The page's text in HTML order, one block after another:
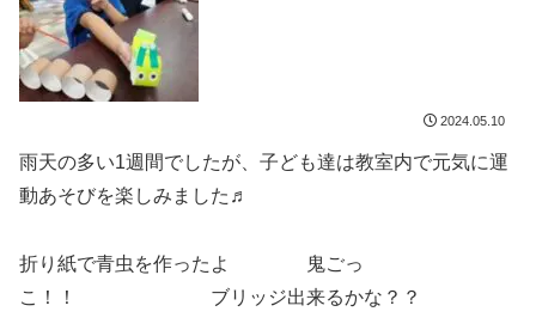
2024.05.10
雨天の多い1週間でしたが、子ども達は教室内で元気に運
動あそびを楽しみました♬
折り紙で青虫を作ったよ 鬼ごっ
こ！！ ブリッジ出来るかな？？